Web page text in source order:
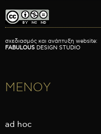
σχεδιασμός και ανάπτυξη website:
FABULOUS DESIGN STUDIO
ΜΕΝΟΥ
ad hoc